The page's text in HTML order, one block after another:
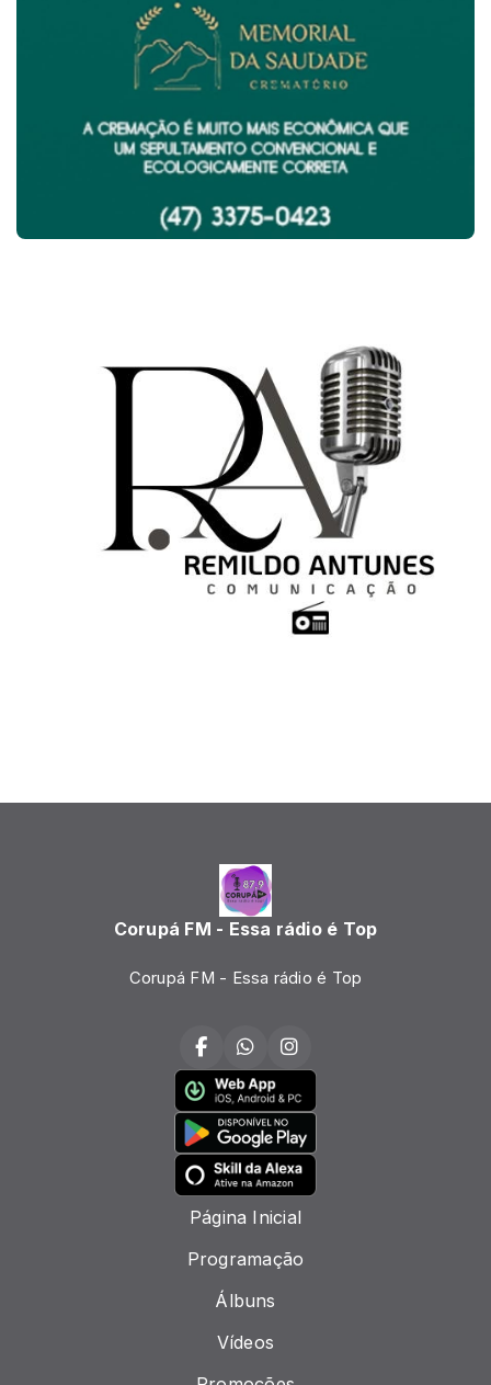
Corupá FM - Essa rádio é Top
Corupá FM - Essa rádio é Top
Página Inicial
Programação
Álbuns
Vídeos